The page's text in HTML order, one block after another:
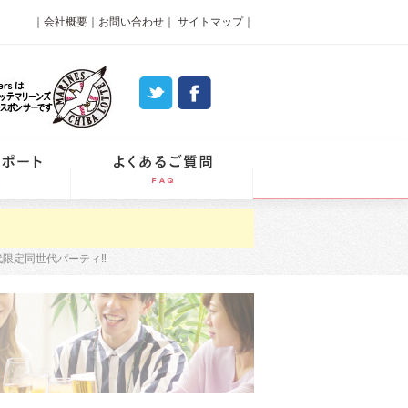
会社概要 お問い合わせ サイトマップ｜
定同世代パーティ‼